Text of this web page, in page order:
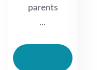
parents
...